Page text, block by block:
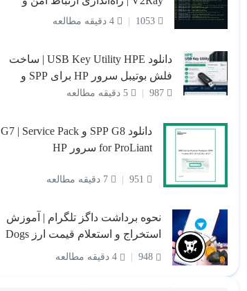
پرسرعت
1053 4 دقیقه مطالعه
دانلود USB Key Utility HPE | ساخت
فلش بوتیبل سرور HP برای SPP و
Intelligent Provisioning
987 5 دقیقه مطالعه
دانلود SPP G8 و G7 | Service Pack
for ProLiant سرور HP
951 7 دقیقه مطالعه
نحوه برداشت داگز تلگرام | آموزش
استخراج و استعلام قیمت ارز Dogs
948 4 دقیقه مطالعه